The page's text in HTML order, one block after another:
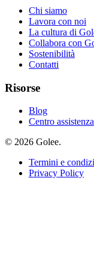
Chi siamo
Lavora con noi
La cultura di
Collabora con
Sostenibilità
Contatti
Risorse
Blog
Centro assistenza
© 2026 Golee.
Termini e
Privacy Policy